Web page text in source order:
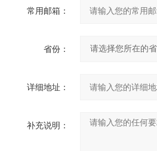
常用邮箱：
省份：
详细地址：
补充说明：